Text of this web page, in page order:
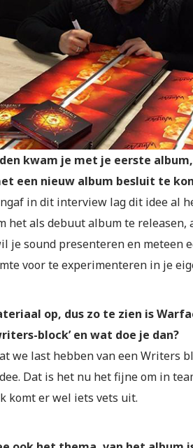
kwam je met je eerste
een nieuw album besluit te
in dit interview lag dit idee al
het als debuut album te
je sound presenteren en meteen
voor te experimenteren in je
op, dus zo te zien is
block’ en wat doe je dan?
we last hebben van een Writers
Dat is het nu het fijne om in
komt er wel iets vets uit.